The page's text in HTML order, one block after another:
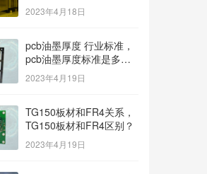
2023年4月18日
pcb油墨厚度 行业标准，
pcb油墨厚度标准是多
少？
2023年4月19日
TG150板材和FR4关系，
TG150板材和FR4区别？
2023年4月19日